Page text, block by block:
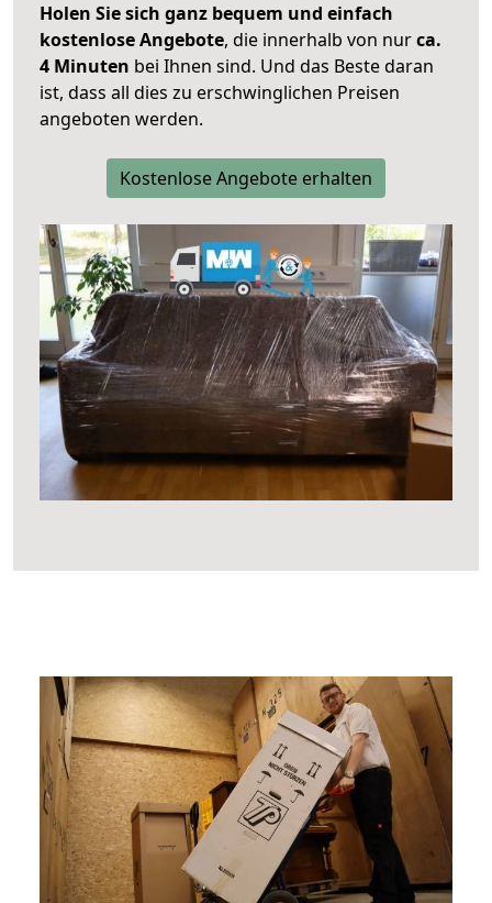
Holen Sie sich ganz bequem und einfach
kostenlose Angebote, die innerhalb von nurca.
4 Minuten bei Ihnen sind. Und das Beste daran
ist, dass all dies zu erschwinglichen Preisen
angeboten werden.
Kostenlose Angebote erhalten